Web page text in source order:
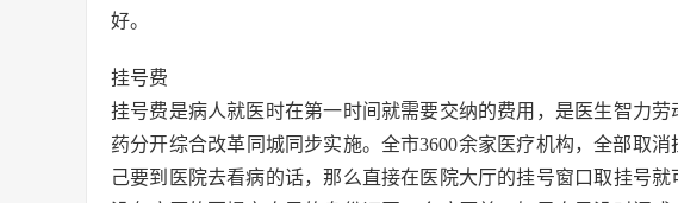
好。
挂号费
挂号费是病人就医时在第一时间就需要交纳的费用，是医生智力
药分开综合改革同城同步实施。全市3600余家医疗机构，全部取
己要到医院去看病的话，那么直接在医院大厅的挂号窗口取挂号就